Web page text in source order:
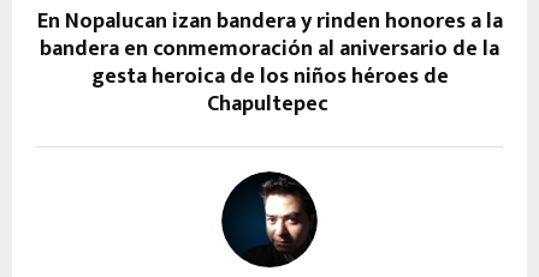
En Nopalucan izan bandera y rinden honores a la
bandera en conmemoración al aniversario de la
gesta heroica de los niños héroes de
Chapultepec